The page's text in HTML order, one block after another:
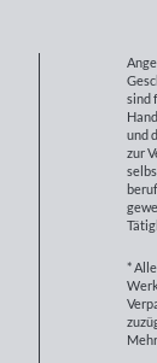
sind
und
zur
*